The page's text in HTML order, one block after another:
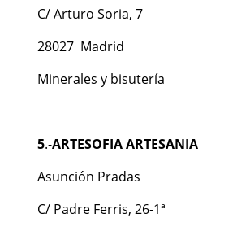
C/ Arturo Soria, 7
28027 Madrid
Minerales y bisutería
5.-ARTESOFIA ARTESANIA
Asunción Pradas
C/ Padre Ferris, 26-1ª